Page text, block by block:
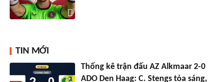
TIN MỚI
Thống kê trận đấu AZ Alkmaar 2-0
ADO Den Haag: C. Stengs tỏa sáng,